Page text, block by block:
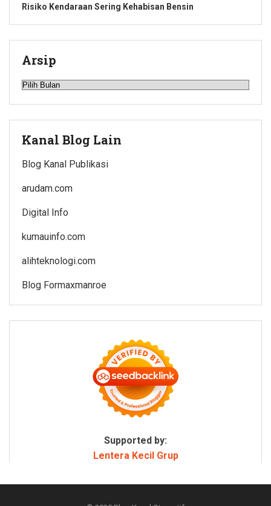
Risiko Kendaraan Sering Kehabisan Bensin
Arsip
Arsip
Kanal Blog Lain
Blog Kanal Publikasi
arudam.com
Digital Info
kumauinfo.com
alihteknologi.com
Blog Formaxmanroe
Supported by:
Lentera Kecil Grup